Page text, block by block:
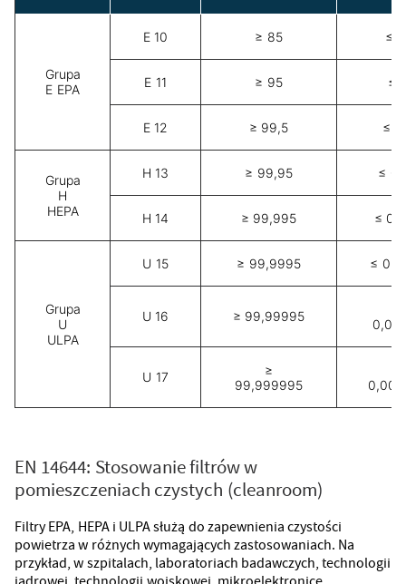
Grupa
E EPA
E 10 ≥ 85 ≤
E 11 ≥ 95 ≤
E 12 ≥ 99,5 ≤
Grupa
H
HEPA
H 13 ≥ 99,95 ≤
H 14 ≥ 99,995 ≤
Grupa
U
ULPA
U 15 ≥ 99,9995 ≤
U 16 ≥ 99,99995
U 17
≥
99,999995
EN 14644: Stosowanie filtrów w
pomieszczeniach czystych (cleanroom)
Filtry EPA, HEPA i ULPA służą do zapewnienia czystości
powietrza w różnych wymagających zastosowaniach. Na
przykład, w szpitalach, laboratoriach badawczych, technologii